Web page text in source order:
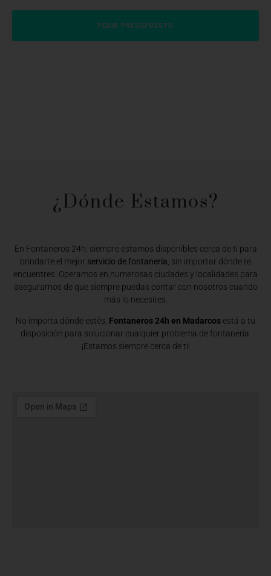
PEDIR PRESUPUESTO
¿Dónde Estamos?​
En Fontaneros 24h, siempre estamos disponibles cerca de ti para
brindarte el mejor servicio de fontanería , sin importar dónde te
encuentres. Operamos en numerosas ciudades y localidades para
asegurarnos de que siempre puedas contar con nosotros cuando
más lo necesites.
No importa dónde estés, Fontaneros 24h en Madarcos está a tu
disposición para solucionar cualquier problema de fontanería.
¡Estamos siempre cerca de ti!